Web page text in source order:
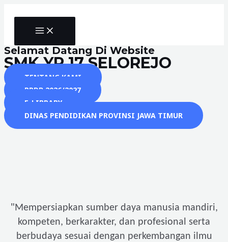
MAIN
MENU
Selamat Datang Di Website
SMK YP 17 SELOREJO
TENTANG KAMI
PPDB 2026/2027
E-LIBRARY
DINAS PENDIDIKAN PROVINSI JAWA TIMUR
"Mempersiapkan sumber daya manusia mandiri,
kompeten, berkarakter, dan profesional serta
berbudaya sesuai dengan perkembangan ilmu